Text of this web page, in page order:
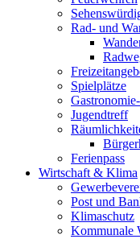
Rad- und
Spielplätze
Jugendtreff
Ferienpass
Wirtschaft & Klima
Post und
Klimaschutz
Kommunale